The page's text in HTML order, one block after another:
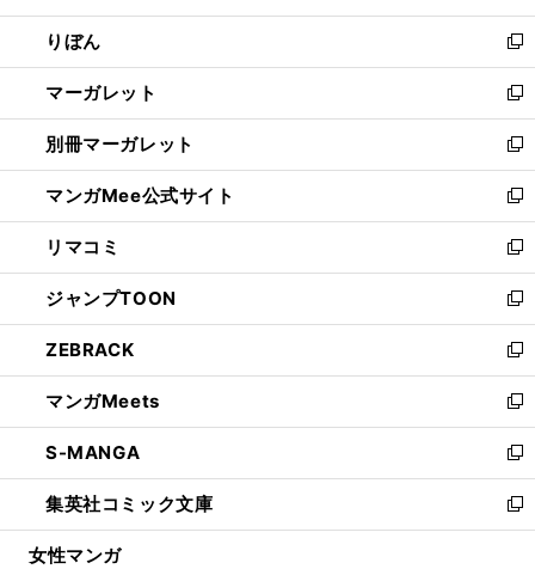
開
く
ウ
で
開
く
ン
ド
ウ
で
開
く
ウ
ィ
ン
ド
ウ
で
開
く
りぼん
新
し
い
ウ
ィ
ン
ド
ウ
で
開
く
マーガレット
新
し
い
ウ
ィ
ン
ド
ウ
で
開
く
別冊マーガレット
新
し
い
ウ
ィ
ン
ド
ウ
で
開
く
マンガMee公式サイト
新
し
い
ウ
ィ
ン
ド
ウ
で
開
く
リマコミ
新
し
い
ウ
ィ
ン
ド
ウ
で
開
く
ジャンプTOON
新
し
い
ウ
ィ
ン
ド
ウ
で
開
ZEBRACK
新
し
い
ウ
ィ
ン
ド
ウ
マンガMeets
新
し
い
ウ
ィ
ン
S-MANGA
新
し
い
ウ
集英社コミック文庫
新
し
女性マンガ